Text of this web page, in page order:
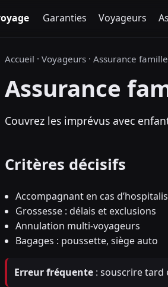
Garanties Voyageurs
Accueil · Voyageurs · Assurance
Assurance
Couvrez les imprévus avec
Critères décisifs
Accompagnant en cas
Grossesse : délais et exclusions
Annulation multi-voyageurs
Bagages : poussette, siège auto
Erreur fréquente : souscrire tard